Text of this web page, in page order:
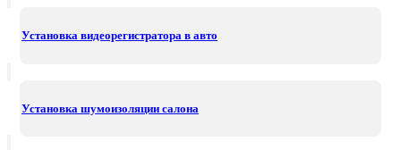
Установка видеорегистратора в авто
Установка шумоизоляции салона